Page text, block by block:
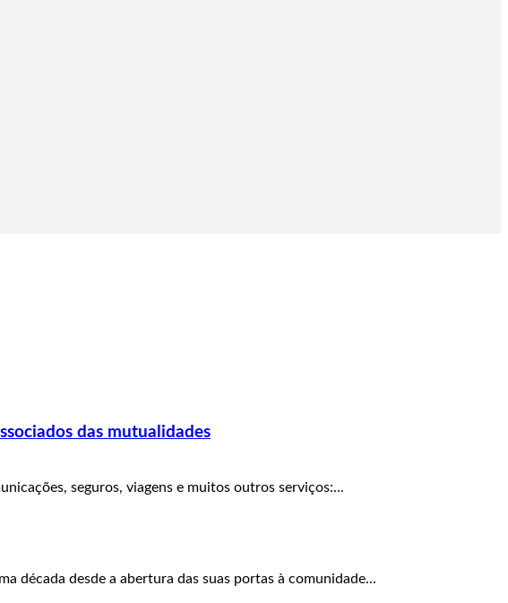
das mutualidades
seguros, viagens e muitos outros serviços:...
década desde a abertura das suas portas à comunidade...